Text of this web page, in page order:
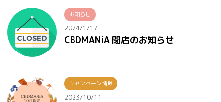
お知らせ
2024/1/17
CBDMANiA 閉店のお知らせ
キャンペーン情報
2023/10/11